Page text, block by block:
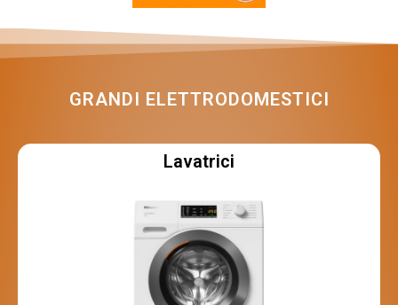
GRANDI ELETTRODOMESTICI
Lavatrici